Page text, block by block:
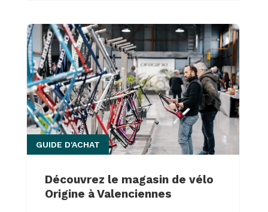
Découvrez le magasin de vélo
Origine à Valenciennes
GUIDE D'ACHAT